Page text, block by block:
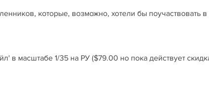
которые, возможно, хотели бы поучаствовать в
в масштабе 1/35 на РУ ($79.00 но пока действует